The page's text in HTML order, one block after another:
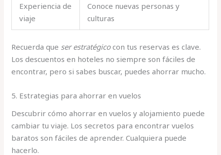
Experiencia de
viaje
Conoce nuevas personas y
culturas
Recuerda que ser estratégicocon tus reservas es clave.
Los descuentos en hoteles no siempre son fáciles de
encontrar, pero si sabes buscar, puedes ahorrar mucho.
5. Estrategias para ahorrar en vuelos
Descubrir cómo ahorrar en vuelos y alojamiento puede
cambiar tu viaje. Los secretos para encontrar vuelos
baratos son fáciles de aprender. Cualquiera puede
hacerlo.